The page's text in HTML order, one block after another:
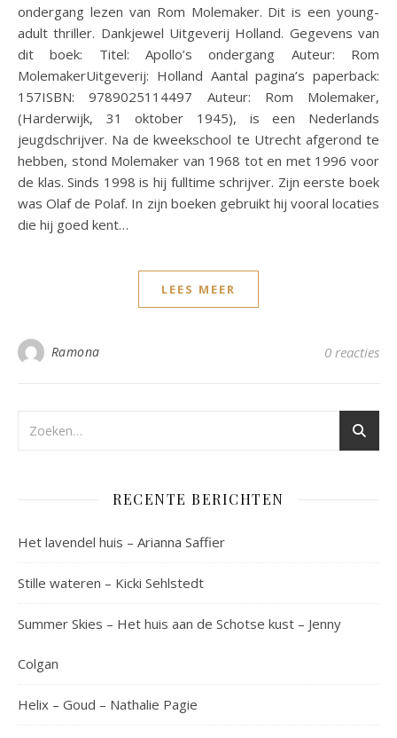
ondergang lezen van Rom Molemaker. Dit is een young-
adult thriller. Dankjewel Uitgeverij Holland. Gegevens van
dit boek: Titel: Apollo’s ondergang Auteur: Rom
MolemakerUitgeverij: Holland Aantal pagina’s paperback:
157ISBN: 9789025114497 Auteur: Rom Molemaker,
(Harderwijk, 31 oktober 1945), is een Nederlands
jeugdschrijver. Na de kweekschool te Utrecht afgerond te
hebben, stond Molemaker van 1968 tot en met 1996 voor
de klas. Sinds 1998 is hij fulltime schrijver. Zijn eerste boek
was Olaf de Polaf. In zijn boeken gebruikt hij vooral locaties
die hij goed kent…
LEES MEER
Ramona 0 reacties
RECENTE BERICHTEN
Het lavendel huis – Arianna Saffier
Stille wateren – Kicki Sehlstedt
Summer Skies – Het huis aan de Schotse kust – Jenny
Colgan
Helix – Goud – Nathalie Pagie